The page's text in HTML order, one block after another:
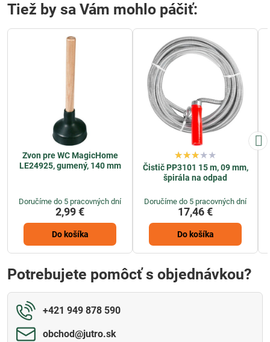
Tiež by sa Vám mohlo páčiť:
Zvon pre WC MagicHome
LE24925, gumený, 140 mm
Doručíme do 5 pracovných dní
2,99 €
Do košíka
Čistič PP3101 15 m, 09 mm,
špirála na odpad
Doručíme do 5 pracovných dní
17,46 €
Do košíka
Potrebujete pomôcť s objednávkou?
+421 949 878 590
obchod​@jutro​.sk